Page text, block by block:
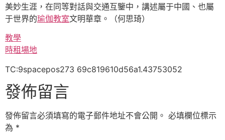
美妙生涯，在同等對話與交通互鑒中，講述屬于中國、也屬
于世界的瑜伽教室文明華章。（何思琦）
教學
時租場地
TC:9spacepos273 69c819610d56a1.43753052
發佈留言
發佈留言必須填寫的電子郵件地址不會公開。 必填欄位標示
為 *